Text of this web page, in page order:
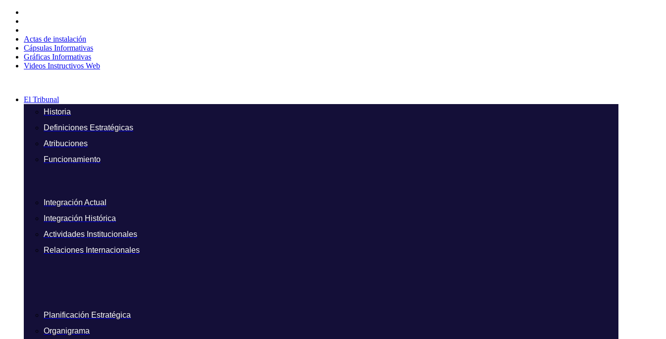
contenido
Actas de instalación
Cápsulas Informativas
Gráficas Informativas
Videos Instructivos Web
El Tribunal
Historia
Definiciones Estratégicas
Atribuciones
Funcionamiento
Integración Actual
Integración Histórica
Actividades Institucionales
Relaciones Internacionales
Planificación Estratégica
Organigrama